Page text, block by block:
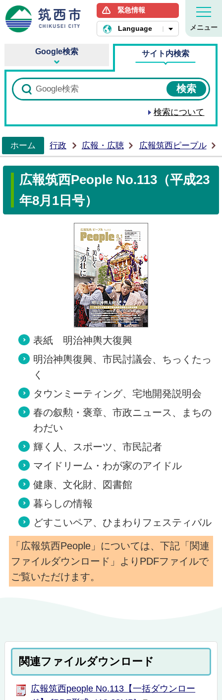
筑西市ホームページ
緊急情報
Language メニュー
Google検索 サイト内検索
検索について
ホーム
行政 広報・広聴 広報筑西ピープル
広報筑西People No.113（平成23
年8月1日号）
表紙 明治神輿大復興
明治神輿復興、市民討議会、ちっくたっ
く
タウンミーティング、宅地開発説明会
春の叙勲・褒章、市政ニュース、まちの
わだい
輝く人、スポーツ、市民記者
マイドリーム・わが家のアイドル
健康、文化財、図書館
暮らしの情報
どすこいペア、ひまわりフェスティバル
「広報筑西People」については、下記「関連
ファイルダウンロード」よりPDFファイルで
ご覧いただけます。
関連ファイルダウンロード
広報筑西people No.113【一括ダウンロー